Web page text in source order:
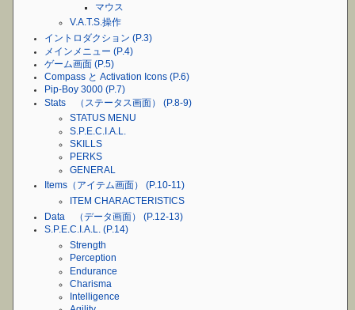
マウス
V.A.T.S.操作
イントロダクション (P.3)
メインメニュー (P.4)
ゲーム画面 (P.5)
Compass と Activation Icons (P.6)
Pip-Boy 3000 (P.7)
Stats （ステータス画面） (P.8-9)
STATUS MENU
S.P.E.C.I.A.L.
SKILLS
PERKS
GENERAL
Items（アイテム画面） (P.10-11)
ITEM CHARACTERISTICS
Data （データ画面） (P.12-13)
S.P.E.C.I.A.L. (P.14)
Strength
Perception
Endurance
Charisma
Intelligence